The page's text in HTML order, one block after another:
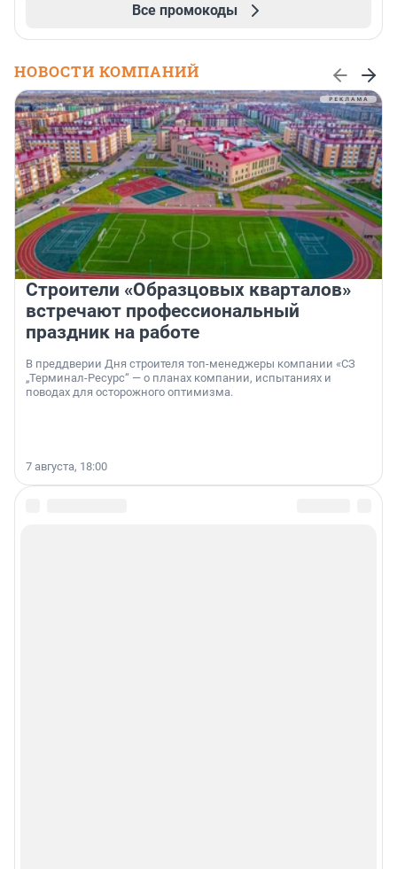
Все промокоды
НОВОСТИ КОМПАНИЙ
Строители «Образцовых кварталов»
встречают профессиональный
праздник на работе
В преддверии Дня строителя топ-менеджеры компании «СЗ
„Терминал-Ресурс“ — о планах компании, испытаниях и
поводах для осторожного оптимизма.
7 августа, 18:00